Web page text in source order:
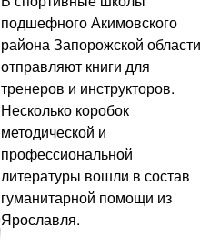
подшефного Акимовского
района Запорожской области
отправляют книги для
тренеров и инструкторов.
Несколько коробок
методической и
профессиональной
литературы вошли в состав
гуманитарной помощи из
Ярославля.